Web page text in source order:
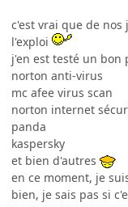
c'est vrai que de
l'exploi
j'en est testé un bon
norton anti-virus
mc afee virus scan
norton internet
panda
kaspersky
et bien d'autres
en ce moment, je
bien, je sais pas si